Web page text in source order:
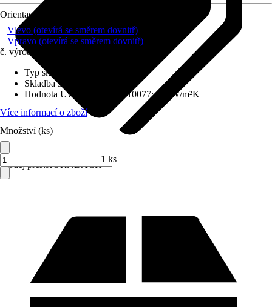
Prodej přes:HORNBACH
Orientace
Vlevo (otevírá se směrem dovnitř)
Vpravo (otevírá se směrem dovnitř)
č. výrobku
Typ skla
Skladba skla
Trojitě zasklené
Hodnota Uw dle DIN EN 10077:1,1 W/m²K
Více informací o zboží
Množství (ks)
1 ks